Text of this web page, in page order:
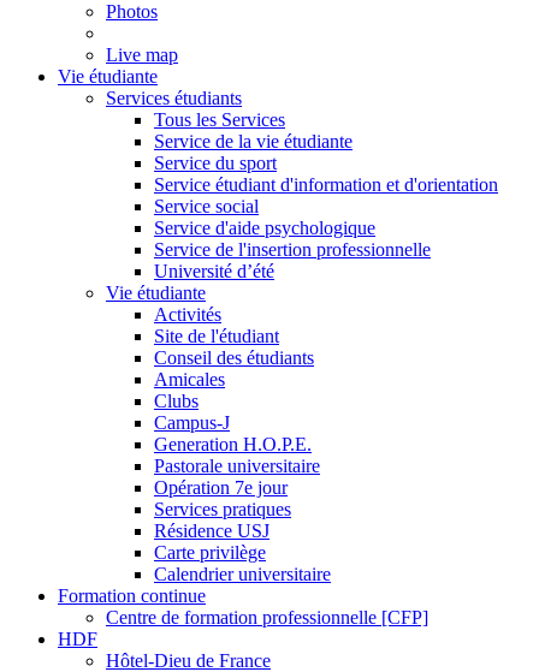
Photos
Live map
Vie étudiante
Services étudiants
Tous les Services
Service de la vie étudiante
Service du sport
Service étudiant d'information et d'orientation
Service social
Service d'aide psychologique
Service de l'insertion professionnelle
Université d’été
Vie étudiante
Activités
Site de l'étudiant
Conseil des étudiants
Amicales
Clubs
Campus-J
Generation H.O.P.E.
Pastorale universitaire
Opération 7e jour
Services pratiques
Résidence USJ
Carte privilège
Calendrier universitaire
Formation continue
Centre de formation professionnelle [CFP]
HDF
Hôtel-Dieu de France